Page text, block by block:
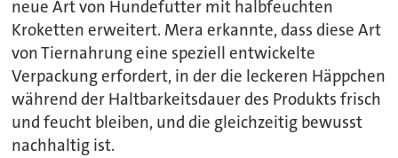
neue Art von Hundefutter mit halbfeuchten
Kroketten erweitert. Mera erkannte, dass diese Art
von Tiernahrung eine speziell entwickelte
Verpackung erfordert, in der die leckeren Häppchen
während der Haltbarkeitsdauer des Produkts frisch
und feucht bleiben, und die gleichzeitig bewusst
nachhaltig ist.